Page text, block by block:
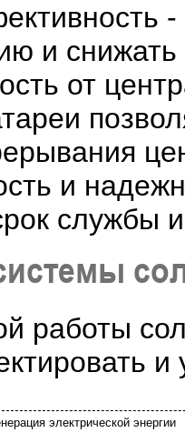
и
от
и
службы
работы
и
электрической энергии